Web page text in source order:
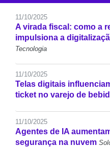
11/10/2025
A virada fiscal: como a
impulsiona a
Tecnologia
11/10/2025
Telas digitais
ticket no varejo de
11/10/2025
Agentes de IA
segurança na nuvem